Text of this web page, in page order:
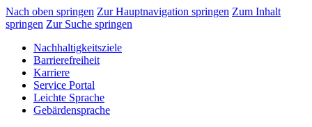
Nach oben springen Zur Hauptnavigation springen Zum Inhalt
springen Zur Suche springen
Nachhaltigkeitsziele
Barrierefreiheit
Karriere
Service Portal
Leichte Sprache
Gebärdensprache